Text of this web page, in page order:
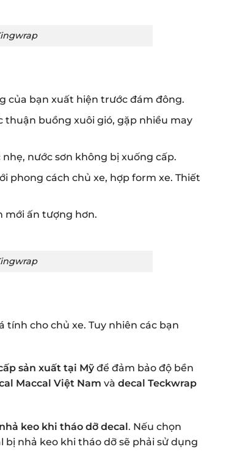
của bạn xuất hiện trước đám đông.
thuận buồng xuôi gió, gặp nhiều may
nước sơn không bị xuống cấp.
phong cách chủ xe, hợp form xe. Thiết
mới ấn tượng hơn.
cho chủ xe. Tuy nhiên các bạn
sản xuất tại Mỹđể đảm bảo độ bền
Maccal Việt Nam và decal Teckwrap
keo khi tháo dỡ decal. Nếu chọn
nhả keo khi tháo dỡ sẽ phải sử dụng